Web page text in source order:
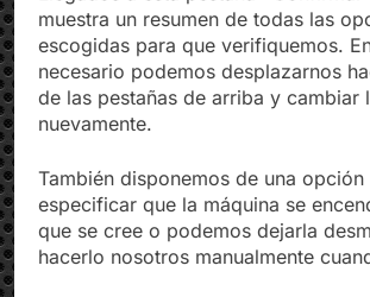
Llegados a esta pestaña «Confirmar»
muestra un resumen de todas las
escogidas para que verifiquemos.
necesario podemos desplazarnos
de las pestañas de arriba y cambiar
También disponemos de una opción
especificar que la máquina se
que se cree o podemos dejarla